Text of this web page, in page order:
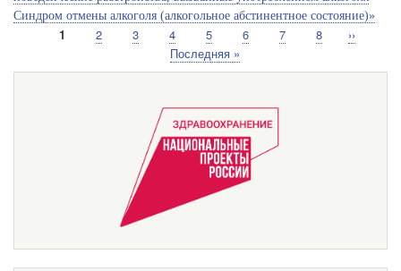
Синдром отмены алкоголя (алкогольное абстинентное состояние)»
Текущая
1 Страница
2 Страница
3 Страница
4 Страница
5 Страница
6 Страница
7 Страница
8
››
Последняя
страница
Последняя »